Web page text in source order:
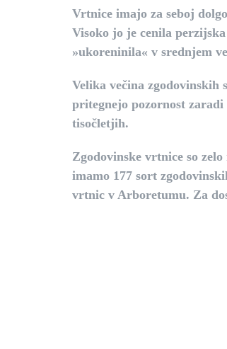
Vrtnice imajo za seboj
Visoko jo je cenila
»ukoreninila« v srednjem
Velika večina zgodovinskih
pritegnejo pozornost
tisočletjih.
Zgodovinske vrtnice so
imamo 177 sort
vrtnic v Arboretumu. Za